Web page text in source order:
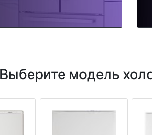
Выберите модель